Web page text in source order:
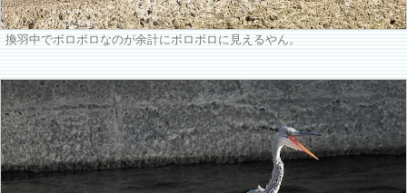
換羽中でボロボロなのが余計にボロボロに見えるやん。